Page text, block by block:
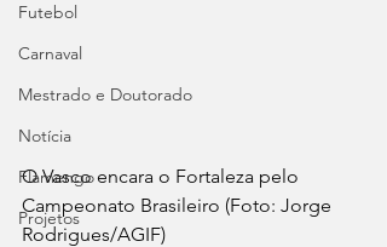
Futebol
Carnaval
Mestrado e Doutorado
Notícia
Flamengo
Projetos
O Vasco encara o Fortaleza pelo
Campeonato Brasileiro (Foto: Jorge
Rodrigues/AGIF)